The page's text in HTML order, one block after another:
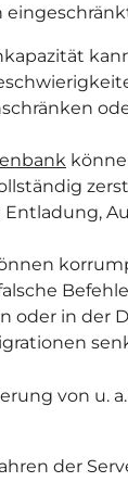
oder in der
von u.
der